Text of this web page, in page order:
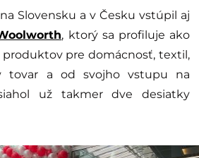
Slovensku a v Česku vstúpil aj
, ktorý sa profiluje ako
pre domácnosť, textil,
tovar a od svojho vstupu na
už takmer dve desiatky